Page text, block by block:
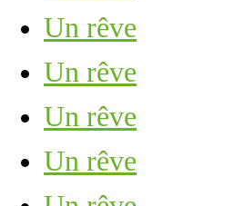
Un rêve
Un rêve
Un rêve
Un rêve